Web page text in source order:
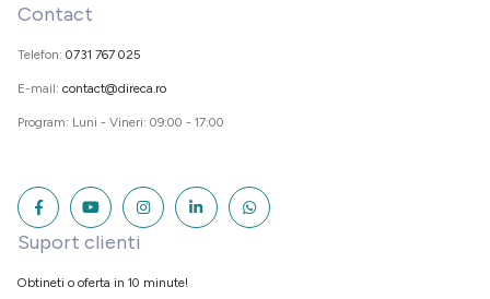
Contact
Telefon: 0731 767 025
E-mail: contact@direca.ro
Program: Luni - Vineri: 09:00 - 17:00
Suport clienti
Obtineti o oferta in 10 minute!